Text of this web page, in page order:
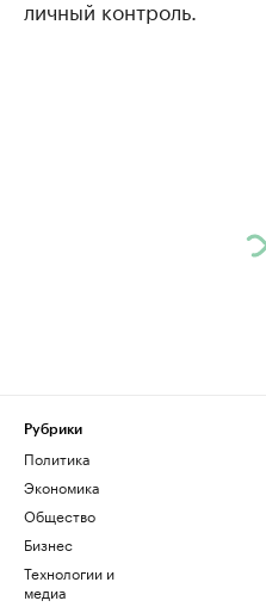
личный контроль.
Рубрики
Политика
Экономика
Общество
Бизнес
Технологии и
медиа